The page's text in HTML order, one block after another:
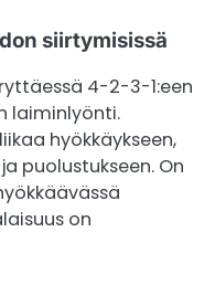
siirtymisissä
4-2-3-1:een
laiminlyönti.
hyökkäykseen,
puolustukseen. On
on